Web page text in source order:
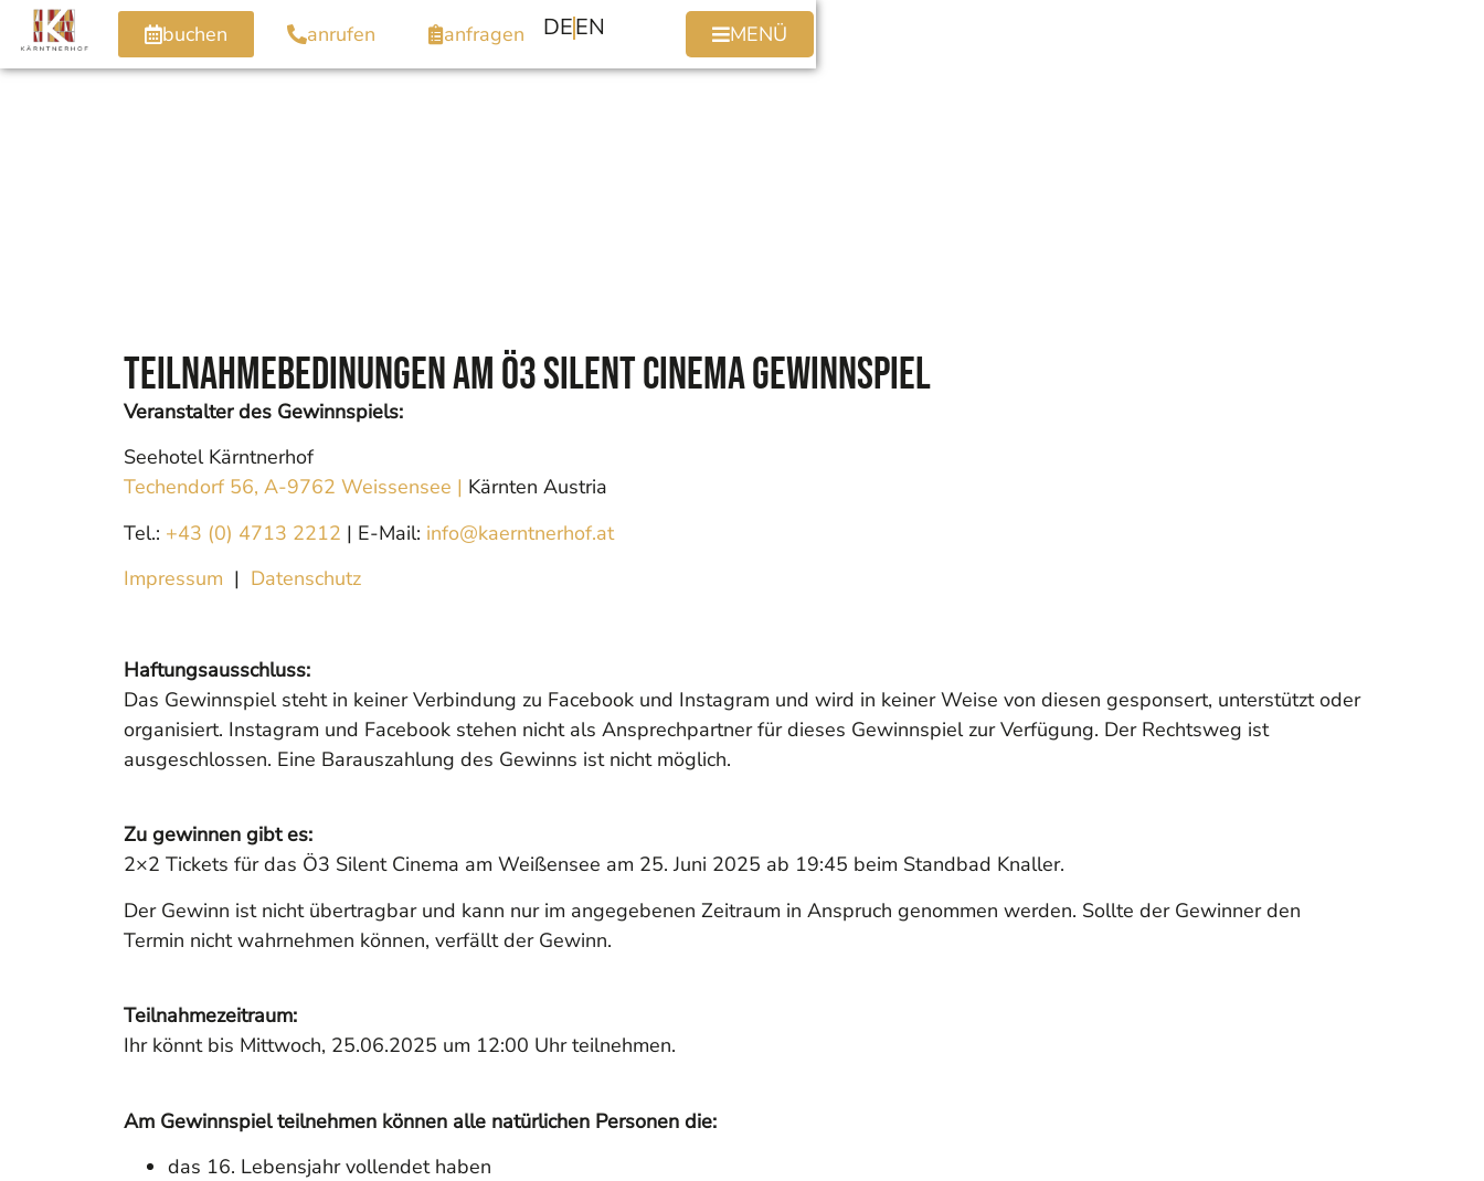
buchen anrufen anfragen DEEN MENÜ
Teilnahmebedinungen am Ö3 Silent cinema Gewinnspiel
Veranstalter des Gewinnspiels:
Seehotel Kärntnerhof
Techendorf 56, A-9762 Weissensee | Kärnten Austria
Tel.: +43 (0) 4713 2212 | E-Mail: info@kaerntnerhof.at
Impressum | Datenschutz
Haftungsausschluss:
Das Gewinnspiel steht in keiner Verbindung zu Facebook und Instagram und wird in keiner Weise von diesen gesponsert, unterstützt oder
organisiert. Instagram und Facebook stehen nicht als Ansprechpartner für dieses Gewinnspiel zur Verfügung. Der Rechtsweg ist
ausgeschlossen. Eine Barauszahlung des Gewinns ist nicht möglich.
Zu gewinnen gibt es:
2×2 Tickets für das Ö3 Silent Cinema am Weißensee am 25. Juni 2025 ab 19:45 beim Standbad Knaller.
Der Gewinn ist nicht übertragbar und kann nur im angegebenen Zeitraum in Anspruch genommen werden. Sollte der Gewinner den
Termin nicht wahrnehmen können, verfällt der Gewinn.
Teilnahmezeitraum:
Ihr könnt bis Mittwoch, 25.06.2025 um 12:00 Uhr teilnehmen.
Am Gewinnspiel teilnehmen können alle natürlichen Personen die:
das 16. Lebensjahr vollendet haben